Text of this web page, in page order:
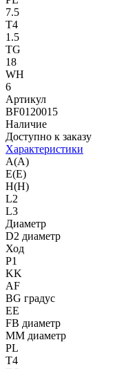
7.5
T4
1.5
TG
18
WH
6
Артикул
BF0120015
Наличие
Доступно к заказу
Характеристики
A(A)
E(E)
H(H)
L2
L3
Диаметр
D2 диаметр
Ход
P1
KK
AF
BG градус
EE
FB диаметр
MM диаметр
PL
T4